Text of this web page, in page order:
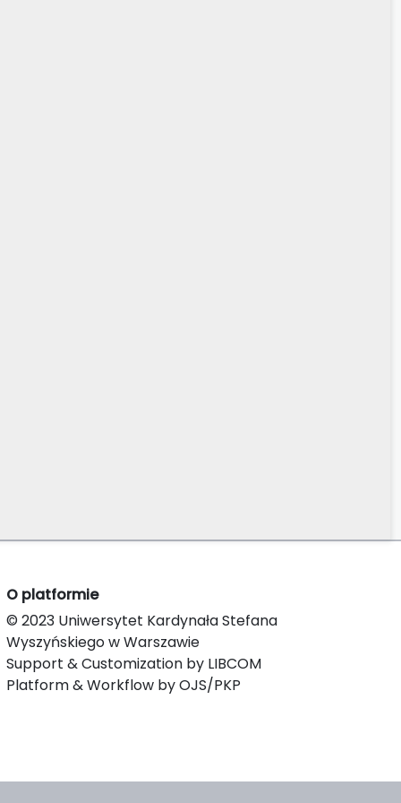
O platformie
© 2023 Uniwersytet Kardynała Stefana
Wyszyńskiego w Warszawie
Support & Customization by LIBCOM
Platform & Workflow by OJS/PKP